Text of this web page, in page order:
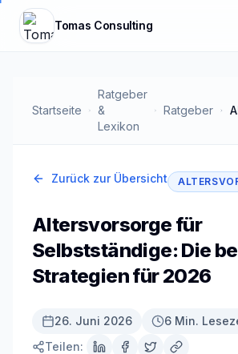
Zum
Tomas Consulting
Startseite
Ratgeber
&
Lexikon
Ratgeber
Zurück zur Übersicht
Altersvorsorge für
Selbstständige: Die
Strategien für 2026
26. Juni 2026
6 Min.
Teilen: